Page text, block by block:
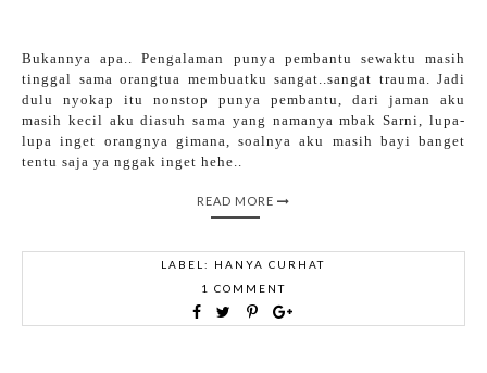
Bukannya apa.. Pengalaman punya pembantu sewaktu masih
tinggal sama orangtua membuatku sangat..sangat trauma. Jadi
dulu nyokap itu nonstop punya pembantu, dari jaman aku
masih kecil aku diasuh sama yang namanya mbak Sarni, lupa-
lupa inget orangnya gimana, soalnya aku masih bayi banget
tentu saja ya nggak inget hehe..
READ MORE
LABEL: HANYA CURHAT
1 COMMENT